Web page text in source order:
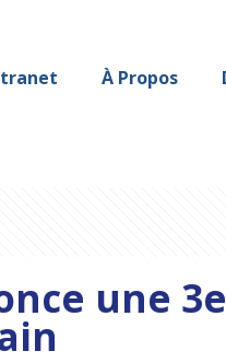
À Propos
une